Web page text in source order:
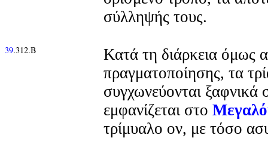
σύλληψής τους.
39.312.Β
Κατά τη διάρκεια όμως
πραγματοποίησης, τα
συγχωνεύονται ξαφνικά
εμφανίζεται στο
τρίμυαλο ον, με τόσο